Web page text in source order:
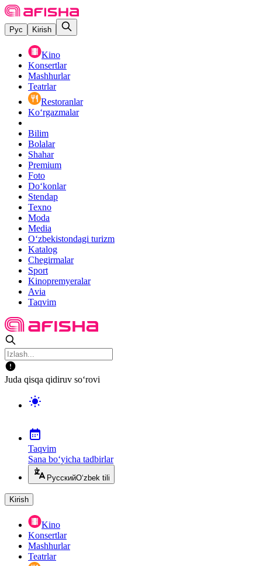
Рус Kirish
Kino
Konsertlar
Mashhurlar
Teatrlar
Restoranlar
Ko‘rgazmalar
Bilim
Bolalar
Shahar
Premium
Foto
Do‘konlar
Stendap
Texno
Moda
Media
O‘zbekistondagi turizm
Katalog
Chegirmalar
Sport
Kinopremyeralar
Avia
Taqvim
Juda qisqa qidiruv so‘rovi
Taqvim
Sana bo‘yicha tadbirlar
РусскийO‘zbek tili
Kirish
Kino
Konsertlar
Mashhurlar
Teatrlar